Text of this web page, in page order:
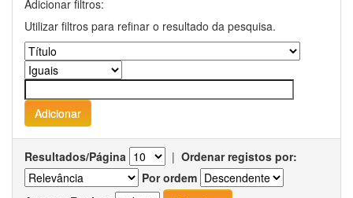
Adicionar filtros:
Utilizar filtros para refinar o resultado da pesquisa.
Resultados/Página | Ordenar registos por:
Por ordem